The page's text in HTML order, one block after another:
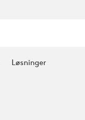
Løsninger